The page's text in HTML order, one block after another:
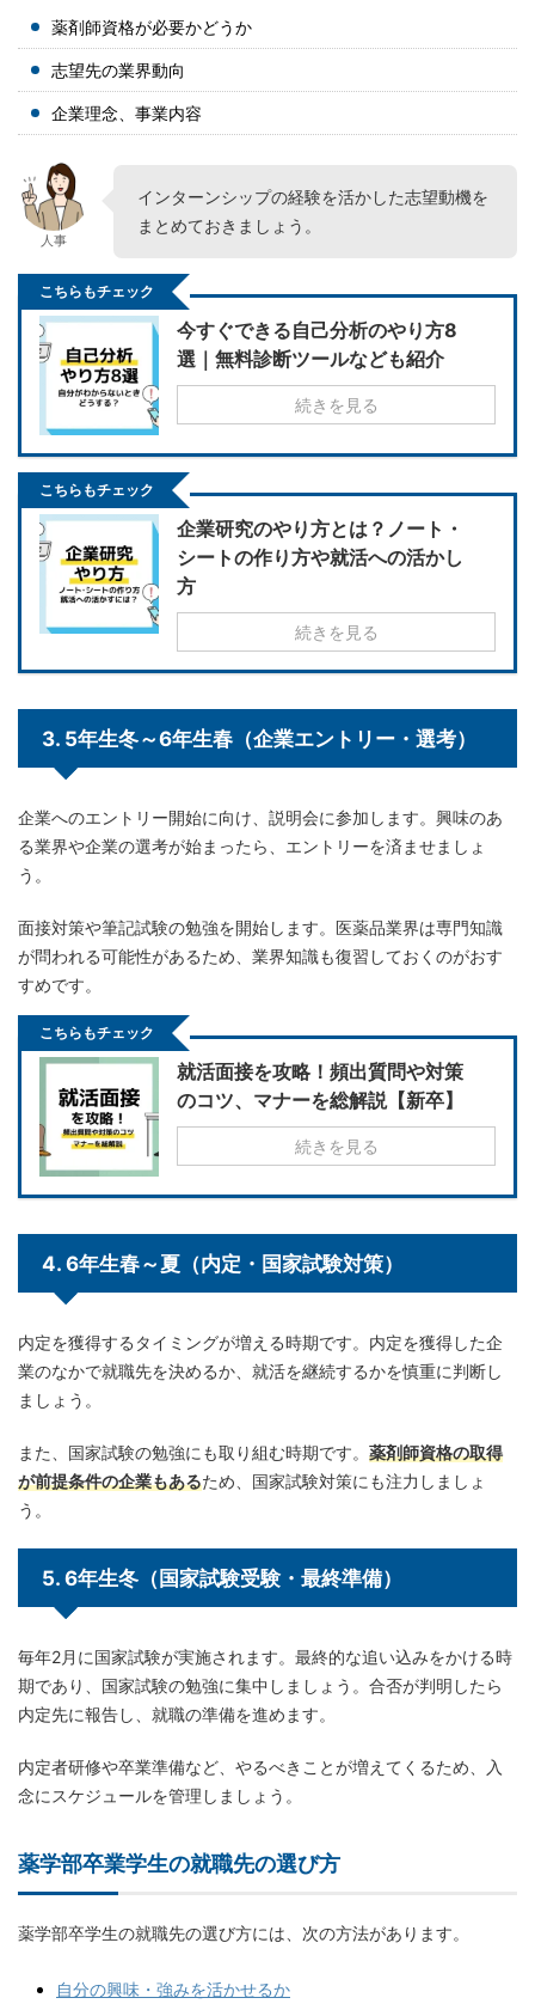
薬剤師資格が必要かどうか
志望先の業界動向
企業理念、事業内容
人事
インターンシップの経験を活かした志望動機を
まとめておきましょう。
こちらもチェック
今すぐできる自己分析のやり方8
選｜無料診断ツールなども紹介
続きを見る
こちらもチェック
企業研究のやり方とは？ノート・
シートの作り方や就活への活かし
方
続きを見る
3. 5年生冬～6年生春（企業エントリー・選考）
企業へのエントリー開始に向け、説明会に参加します。興味のあ
る業界や企業の選考が始まったら、エントリーを済ませましょ
う。
面接対策や筆記試験の勉強を開始します。医薬品業界は専門知識
が問われる可能性があるため、業界知識も復習しておくのがおす
すめです。
こちらもチェック
就活面接を攻略！頻出質問や対策
のコツ、マナーを総解説【新卒】
続きを見る
4. 6年生春～夏（内定・国家試験対策）
内定を獲得するタイミングが増える時期です。内定を獲得した企
業のなかで就職先を決めるか、就活を継続するかを慎重に判断し
ましょう。
また、国家試験の勉強にも取り組む時期です。 薬剤師資格の取得
が前提条件の企業もあるため、国家試験対策にも注力しましょ
う。
5. 6年生冬（国家試験受験・最終準備）
毎年2月に国家試験が実施されます。最終的な追い込みをかける時
期であり、国家試験の勉強に集中しましょう。合否が判明したら
内定先に報告し、就職の準備を進めます。
内定者研修や卒業準備など、やるべきことが増えてくるため、入
念にスケジュールを管理しましょう。
薬学部卒業学生の就職先の選び方
薬学部卒学生の就職先の選び方には、次の方法があります。
自分の興味・強みを活かせるか